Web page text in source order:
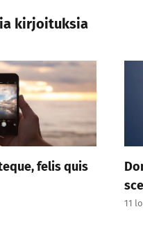
kirjoituksia
felis quis
11